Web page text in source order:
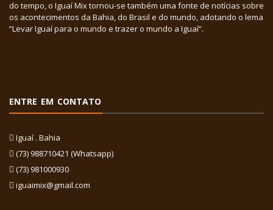
do tempo, o Iguaí Mix tornou-se também uma fonte de notícias sobre
os acontecimentos da Bahia, do Brasil e do mundo, adotando o lema
“Levar Iguaí para o mundo e trazer o mundo a Iguaí”.
ENTRE EM CONTATO
Iguaí . Bahia
(73) 988710421 (Whatsapp)
(73) 981000930
iguaimix@gmail.com